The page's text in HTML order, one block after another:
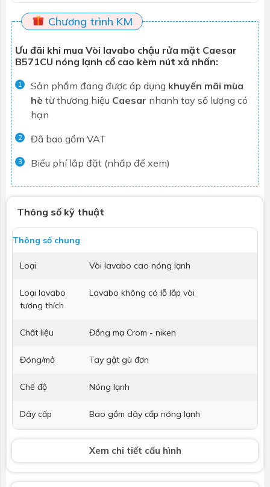
Chương trình KM
Ưu đãi khi mua Vòi lavabo chậu rửa mặt Caesar
B571CU nóng lạnh cổ cao kèm nút xả nhấn:
1 Sản phẩm đang được áp dụng khuyến mãi mùa
hè từ thương hiệu Caesar nhanh tay số lượng có
hạn
2 Đã bao gồm VAT
3 Biểu phí lắp đặt (nhấp để xem)
Thông số kỹ thuật
Thông số chung
Loại Vòi lavabo cao nóng lạnh
Loại lavabo
tương thích
Lavabo không có lỗ lắp vòi
Chất liệu Đồng mạ Crom - niken
Đóng/mở Tay gật gù đơn
Chế độ Nóng lạnh
Dây cấp Bao gồm dây cấp nóng lạnh
Bộ xả Kèm bộ xả nhấn
theo
Xem chi tiết cấu hình